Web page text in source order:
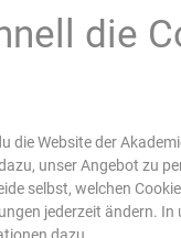
Therapien des
Therapeuten
erlernst du
vermitteln dir
die
die Website der
unser Angebot zu
selbst, welchen
jederzeit ändern.